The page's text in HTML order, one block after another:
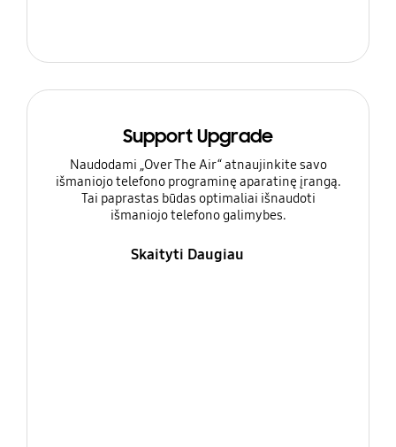
Support Upgrade
Naudodami „Over The Air“ atnaujinkite savo
išmaniojo telefono programinę aparatinę įrangą.
Tai paprastas būdas optimaliai išnaudoti
išmaniojo telefono galimybes.
Skaityti Daugiau